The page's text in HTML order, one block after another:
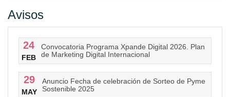
Avisos
24
FEB
Convocatoria Programa Xpande Digital 2026. Plan
de Marketing Digital Internacional
29
MAY
Anuncio Fecha de celebración de Sorteo de Pyme
Sostenible 2025